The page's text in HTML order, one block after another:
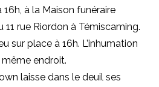
à la Maison funéraire
11 rue Riordon à Témiscaming.
sur place à 16h. L’inhumation
endroit.
laisse dans le deuil ses